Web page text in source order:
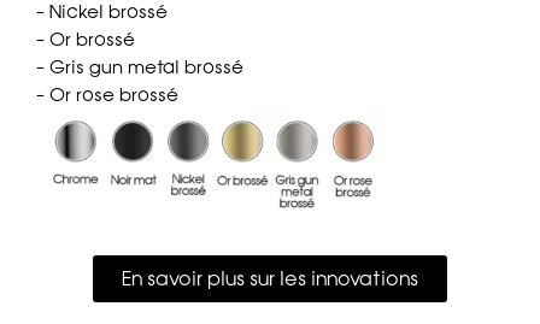
– Nickel brossé
– Or brossé
– Gris gun metal brossé
– Or rose brossé
En savoir plus sur les innovations